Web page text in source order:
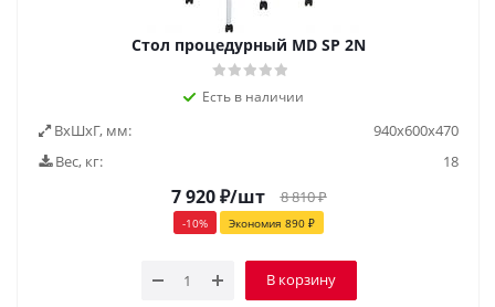
Стол процедурный MD SP 2N
Есть в наличии
ВxШxГ, мм:
940x600x470
Вес, кг:
18
7 920₽/шт 8 810₽
-10% Экономия 890 ₽
В корзину